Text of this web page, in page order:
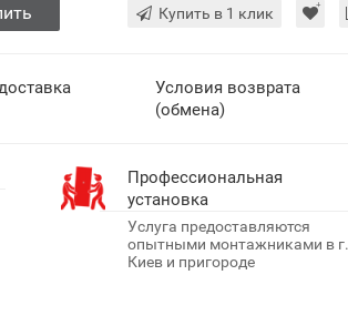
Купить в 1 клик
Условия возврата
(обмена)
Профессиональная
установка
Услуга предоставляются
опытными монтажниками в г.
Киев и пригороде